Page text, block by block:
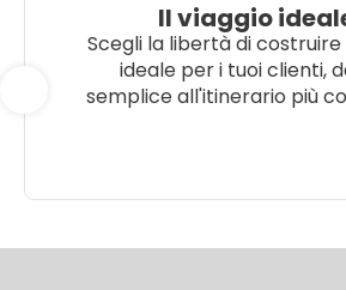
Il viaggio
Scegli la libertà di costruire
ideale per i tuoi clienti,
semplice all'itinerario più